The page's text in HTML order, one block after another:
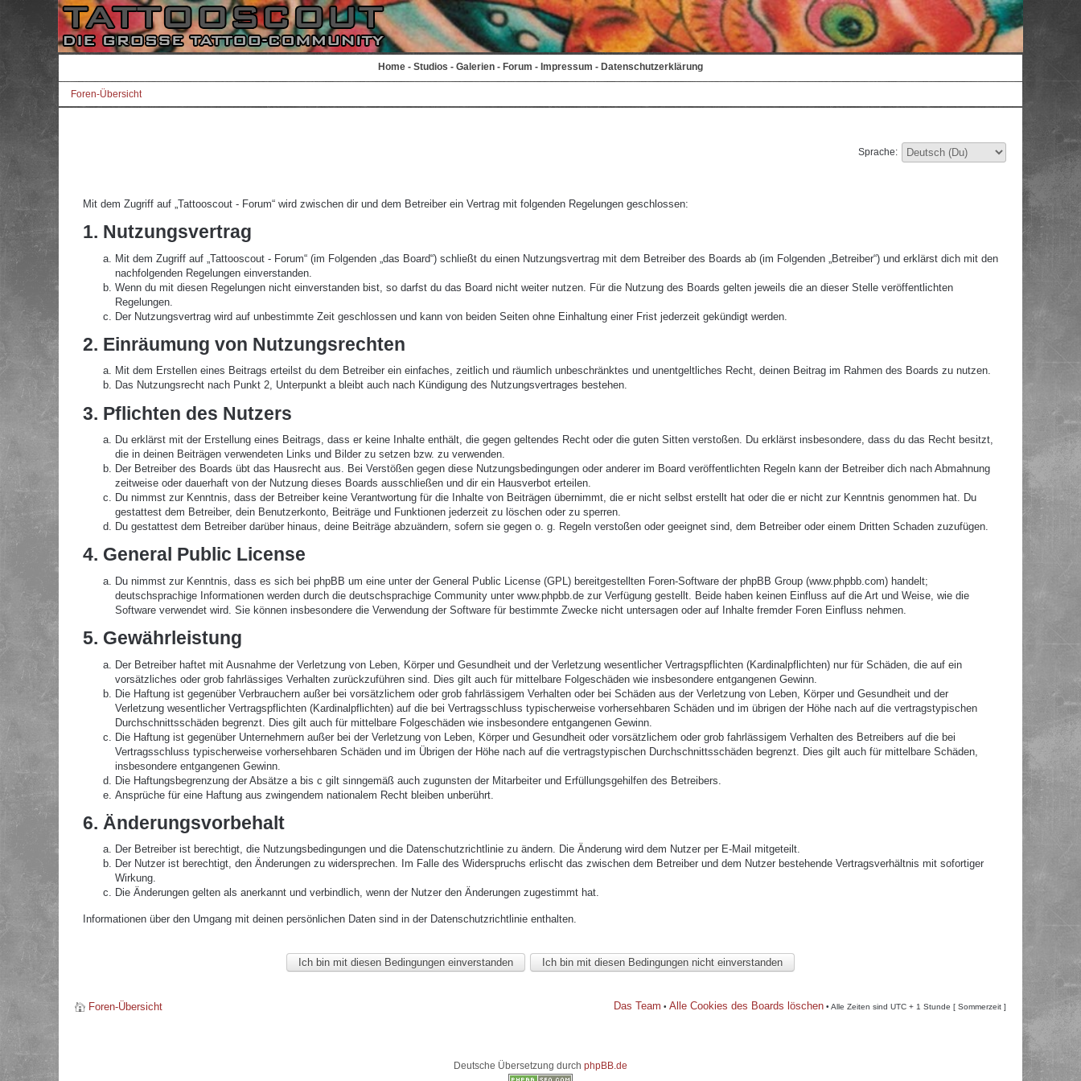
Home - Studios - Galerien - Forum - Impressum - Datenschutzerklärung
Foren-Übersicht
Sprache:
Mit dem Zugriff auf „Tattooscout - Forum“ wird zwischen dir und dem Betreiber ein Vertrag mit folgenden Regelungen geschlossen:
1. Nutzungsvertrag
Mit dem Zugriff auf „Tattooscout - Forum“ (im Folgenden „das Board“) schließt du einen Nutzungsvertrag mit dem Betreiber des Boards ab (im Folgenden „Betreiber“) und erklärst dich mit den
nachfolgenden Regelungen einverstanden.
Wenn du mit diesen Regelungen nicht einverstanden bist, so darfst du das Board nicht weiter nutzen. Für die Nutzung des Boards gelten jeweils die an dieser Stelle veröffentlichten
Regelungen.
Der Nutzungsvertrag wird auf unbestimmte Zeit geschlossen und kann von beiden Seiten ohne Einhaltung einer Frist jederzeit gekündigt werden.
2. Einräumung von Nutzungsrechten
Mit dem Erstellen eines Beitrags erteilst du dem Betreiber ein einfaches, zeitlich und räumlich unbeschränktes und unentgeltliches Recht, deinen Beitrag im Rahmen des Boards zu nutzen.
Das Nutzungsrecht nach Punkt 2, Unterpunkt a bleibt auch nach Kündigung des Nutzungsvertrages bestehen.
3. Pflichten des Nutzers
Du erklärst mit der Erstellung eines Beitrags, dass er keine Inhalte enthält, die gegen geltendes Recht oder die guten Sitten verstoßen. Du erklärst insbesondere, dass du das Recht besitzt,
die in deinen Beiträgen verwendeten Links und Bilder zu setzen bzw. zu verwenden.
Der Betreiber des Boards übt das Hausrecht aus. Bei Verstößen gegen diese Nutzungsbedingungen oder anderer im Board veröffentlichten Regeln kann der Betreiber dich nach Abmahnung
zeitweise oder dauerhaft von der Nutzung dieses Boards ausschließen und dir ein Hausverbot erteilen.
Du nimmst zur Kenntnis, dass der Betreiber keine Verantwortung für die Inhalte von Beiträgen übernimmt, die er nicht selbst erstellt hat oder die er nicht zur Kenntnis genommen hat. Du
gestattest dem Betreiber, dein Benutzerkonto, Beiträge und Funktionen jederzeit zu löschen oder zu sperren.
Du gestattest dem Betreiber darüber hinaus, deine Beiträge abzuändern, sofern sie gegen o. g. Regeln verstoßen oder geeignet sind, dem Betreiber oder einem Dritten Schaden zuzufügen.
4. General Public License
Du nimmst zur Kenntnis, dass es sich bei phpBB um eine unter der General Public License (GPL) bereitgestellten Foren-Software der phpBB Group (www.phpbb.com) handelt;
deutschsprachige Informationen werden durch die deutschsprachige Community unter www.phpbb.de zur Verfügung gestellt. Beide haben keinen Einfluss auf die Art und Weise, wie die
Software verwendet wird. Sie können insbesondere die Verwendung der Software für bestimmte Zwecke nicht untersagen oder auf Inhalte fremder Foren Einfluss nehmen.
5. Gewährleistung
Der Betreiber haftet mit Ausnahme der Verletzung von Leben, Körper und Gesundheit und der Verletzung wesentlicher Vertragspflichten (Kardinalpflichten) nur für Schäden, die auf ein
vorsätzliches oder grob fahrlässiges Verhalten zurückzuführen sind. Dies gilt auch für mittelbare Folgeschäden wie insbesondere entgangenen Gewinn.
Die Haftung ist gegenüber Verbrauchern außer bei vorsätzlichem oder grob fahrlässigem Verhalten oder bei Schäden aus der Verletzung von Leben, Körper und Gesundheit und der
Verletzung wesentlicher Vertragspflichten (Kardinalpflichten) auf die bei Vertragsschluss typischerweise vorhersehbaren Schäden und im übrigen der Höhe nach auf die vertragstypischen
Durchschnittsschäden begrenzt. Dies gilt auch für mittelbare Folgeschäden wie insbesondere entgangenen Gewinn.
Die Haftung ist gegenüber Unternehmern außer bei der Verletzung von Leben, Körper und Gesundheit oder vorsätzlichem oder grob fahrlässigem Verhalten des Betreibers auf die bei
Vertragsschluss typischerweise vorhersehbaren Schäden und im Übrigen der Höhe nach auf die vertragstypischen Durchschnittsschäden begrenzt. Dies gilt auch für mittelbare Schäden,
insbesondere entgangenen Gewinn.
Die Haftungsbegrenzung der Absätze a bis c gilt sinngemäß auch zugunsten der Mitarbeiter und Erfüllungsgehilfen des Betreibers.
Ansprüche für eine Haftung aus zwingendem nationalem Recht bleiben unberührt.
6. Änderungsvorbehalt
Der Betreiber ist berechtigt, die Nutzungsbedingungen und die Datenschutzrichtlinie zu ändern. Die Änderung wird dem Nutzer per E-Mail mitgeteilt.
Der Nutzer ist berechtigt, den Änderungen zu widersprechen. Im Falle des Widerspruchs erlischt das zwischen dem Betreiber und dem Nutzer bestehende Vertragsverhältnis mit sofortiger
Wirkung.
Die Änderungen gelten als anerkannt und verbindlich, wenn der Nutzer den Änderungen zugestimmt hat.
Informationen über den Umgang mit deinen persönlichen Daten sind in der Datenschutzrichtlinie enthalten.
Foren-Übersicht Das Team • Alle Cookies des Boards löschen • Alle Zeiten sind UTC + 1 Stunde [ Sommerzeit ]
Deutsche Übersetzung durch phpBB.de